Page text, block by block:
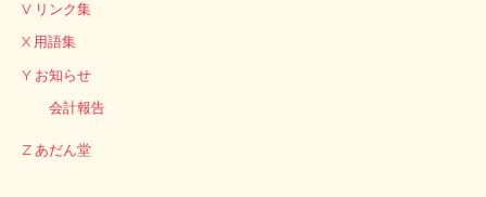
V リンク集
X 用語集
Y お知らせ
会計報告
Z あだん堂